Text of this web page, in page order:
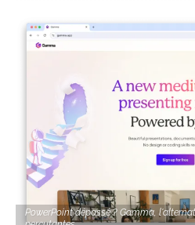
PowerPoint dépassé ? Gamma,